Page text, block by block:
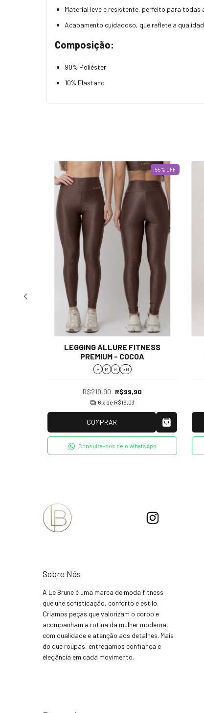
Material leve e resistente, perfeito para todas
Acabamento cuidadoso, que reflete a
Composição:
90% Poliéster
10% Elastano
55% OFF
LEGGING ALLURE FITNESS
PREMIUM - COCOA
P M G GG
R$219,90 R$99,90
6 x de R$19,03
COMPRAR
Consulte-nos pelo WhatsApp
Sobre Nós
A Le Brune é uma marca de moda fitness
que une sofisticação, conforto e estilo.
Criamos peças que valorizam o corpo e
acompanham a rotina da mulher moderna,
com qualidade e atenção aos detalhes. Mais
do que roupas, entregamos confiança e
elegância em cada movimento.